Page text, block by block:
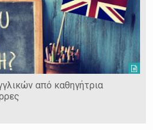
από καθηγήτρια